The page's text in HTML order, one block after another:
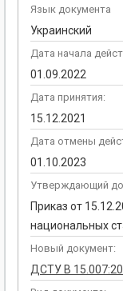
Язык документа
Украинский
Дата начала
01.09.2022
Дата принятия:
15.12.2021
Дата отмены
01.10.2023
Утверждающий
Приказ от
национальных
Новый документ:
ДСТУ В